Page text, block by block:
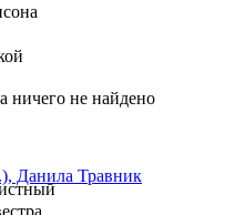
ничего не найдено